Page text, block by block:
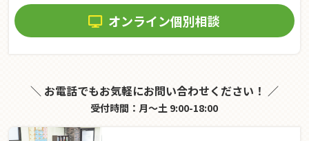
オンライン個別相談
＼ お電話でもお気軽にお問い合わせください！ ／
受付時間：月～土 9:00-18:00